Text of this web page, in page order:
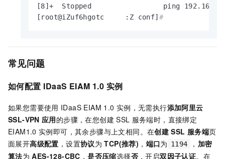
[8]+  Stopped                 ping
[root@iZuf6hgotc     :Z conf] #
常见问题
如何配置 IDaaS EIAM 1.0 实例
如果您需要使用 IDaaS EIAM 1.0 实例，无需执行添加阿里云
SSL-VPN 应用的步骤，在您创建 SSL 服务端时，直接绑定
EIAM1.0 实例即可，其余步骤与上文相同。在创建 SSL 服务端页
面展开高级配置 ，设置协议为 TCP(推荐) ， 端口为 1194 ， 加密
算法为 AES-128-CBC ，是否压缩选择否，开启双因子认证。在